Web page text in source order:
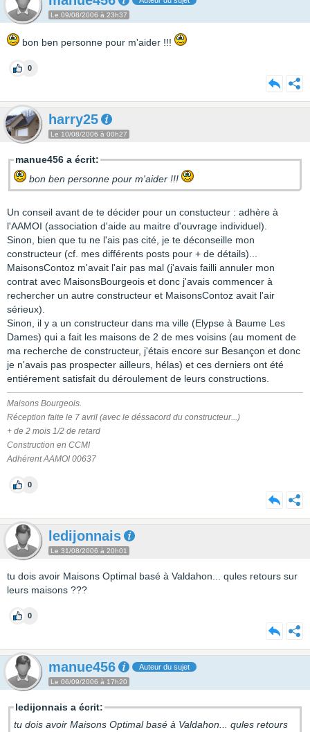
Le 09/08/2006 à 23h37
bon ben personne pour m'aider !!!
0
harry25
Le 10/08/2006 à 00h27
manue456 a écrit:
bon ben personne pour m'aider !!!
Un conseil avant de te décider pour un constucteur : adhère à
l'AAMOI (association d'aide au maitre d'ouvrage individuel).
Sinon, bien que tu ne l'ais pas cité, je te déconseille mon
constructeur (cf. mes différents posts pour + de détails)...
MaisonsContoz m'avait l'air pas mal (j'avais failli annuler mon
contrat avec MaisonsBourgeois et donc j'avais commencer à
rechercher un autre constructeur et MaisonsContoz avait l'air
sérieux).
Sinon, il y a un constructeur dans ma ville (Elypse à Baume Les
Dames) qui a fait les maisons de 2 de mes voisins (au moment de
ma recherche de constructeur, j'étais encore sur Besançon et donc
je n'avais pas prospecter ailleurs, hélas) et ces derniers ont été
entiérement satisfait du déroulement de leurs constructions.
Maisons Bourgeois.
Réception faite le 7 avril (avec le déssacord du constructeur...)
+ de 2 mois 1/2 de retard
Construction en CCMI
Adhérent AAMOI 00637
0
ledijonnais
Le 31/08/2006 à 20h01
tu dois avoir Maisons Optimal basé à Valdahon... qules retours sur
leurs maisons ???
0
manue456 Auteur du sujet
Le 06/09/2006 à 17h20
ledijonnais a écrit:
tu dois avoir Maisons Optimal basé à Valdahon... qules retours